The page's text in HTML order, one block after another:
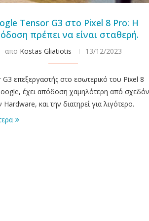
Tensor G3 στο Pixel 8 Pro: Η
πρέπει να είναι σταθερή.
απο Kostas Gliatiotis 13/12/2023
επεξεργαστής στο εσωτερικό του Pixel 8
έχει απόδοση χαμηλότερη από σχεδόν
και την διατηρεί για λιγότερο.